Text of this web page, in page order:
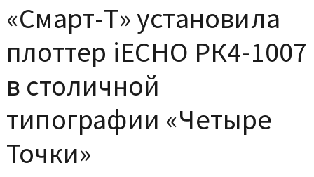
«Смарт-Т» установила
плоттер iECHO РК4-1007
в столичной
типографии «Четыре
Точки»